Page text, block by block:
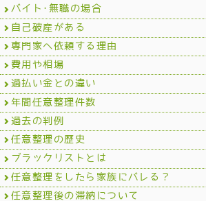
バイト･無職の場合
自己破産がある
専門家へ依頼する理由
費用や相場
過払い金との違い
年間任意整理件数
過去の判例
任意整理の歴史
ブラックリストとは
任意整理をしたら家族にバレる？
任意整理後の滞納について